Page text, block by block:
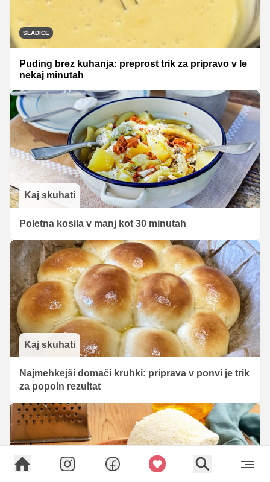
SLADICE
Puding brez kuhanja: preprost trik za pripravo v le
nekaj minutah
Kaj skuhati
Poletna kosila v manj kot 30 minutah
Kaj skuhati
Najmehkejši domači kruhki: priprava v ponvi je trik
za popoln rezultat